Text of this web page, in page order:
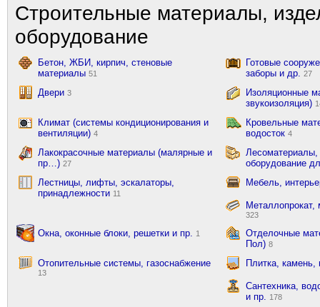
Строительные материалы,
оборудование
Бетон, ЖБИ, кирпич, стеновые
материалы 51
Готовые
заборы и др.
27
Двери 3
Изоляционные
звукоизоляция)
Климат (системы кондиционирования и
вентиляции) 4
Кровельные
водосток 4
Лакокрасочные материалы (малярные и
пр…) 27
оборудование
Лестницы, лифты, эскалаторы,
принадлежности 11
Мебель,
323
Окна, оконные блоки, решетки и пр. 1
Отделочные
Пол) 8
Отопительные системы, газоснабжение
13
Плитка,
Сантехника,
и пр.
178